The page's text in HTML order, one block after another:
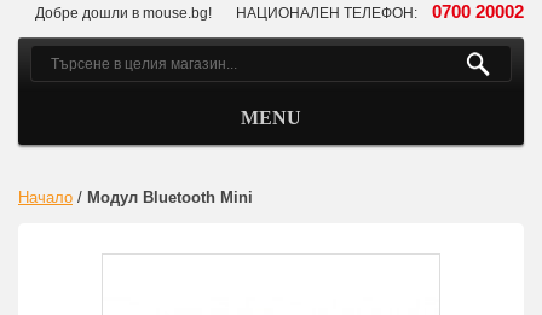
Добре дошли в mouse.bg! НАЦИОНАЛЕН ТЕЛЕФОН: 0700 20002
MENU
Начало / Модул Bluetooth Mini